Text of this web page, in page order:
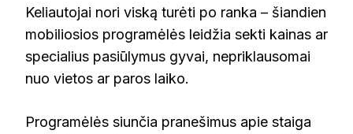
Keliautojai nori viską turėti po ranka – šiandien
mobiliosios programėlės leidžia sekti kainas ar
specialius pasiūlymus gyvai, nepriklausomai
nuo vietos ar paros laiko.
Programėlės siunčia pranešimus apie staiga